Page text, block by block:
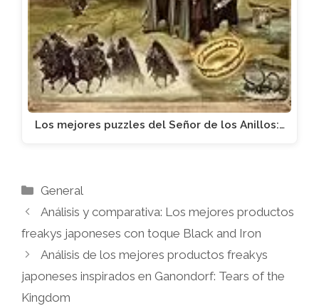
Los mejores puzzles del Señor de los Anillos:…
Categorías
General
Análisis y comparativa: Los mejores productos
freakys japoneses con toque Black and Iron
Análisis de los mejores productos freakys
japoneses inspirados en Ganondorf: Tears of the
Kingdom